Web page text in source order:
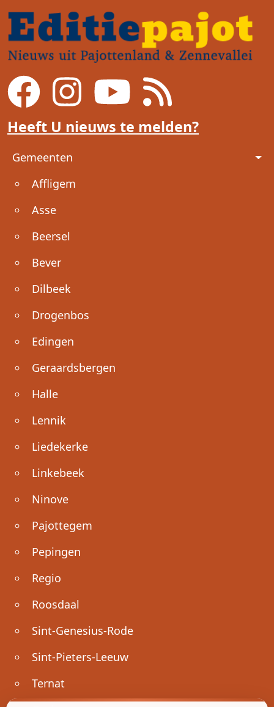
Heeft U nieuws te melden?
Voet
Gemeenten
Affligem
Asse
Beersel
Bever
Dilbeek
Drogenbos
Edingen
Geraardsbergen
Halle
Lennik
Liedekerke
Linkebeek
Ninove
Pajottegem
Pepingen
Regio
Roosdaal
Sint-Genesius-Rode
Sint-Pieters-Leeuw
Ternat